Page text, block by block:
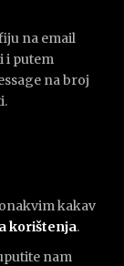
na email
i putem
na broj
kakav
korištenja.
nam